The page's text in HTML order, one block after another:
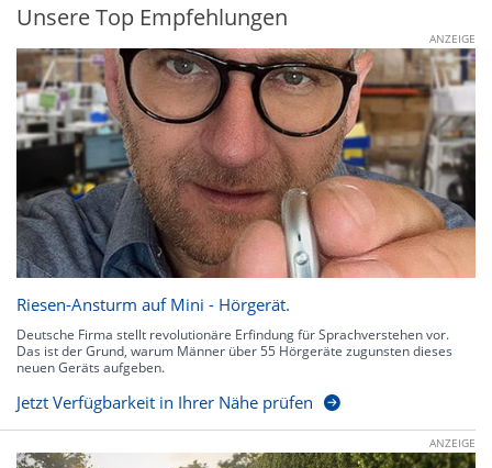
Unsere Top Empfehlungen
ANZEIGE
Riesen-Ansturm auf Mini - Hörgerät.
Deutsche Firma stellt revolutionäre Erfindung für Sprachverstehen vor.
Das ist der Grund, warum Männer über 55 Hörgeräte zugunsten dieses
neuen Geräts aufgeben.
Jetzt Verfügbarkeit in Ihrer Nähe prüfen
ANZEIGE